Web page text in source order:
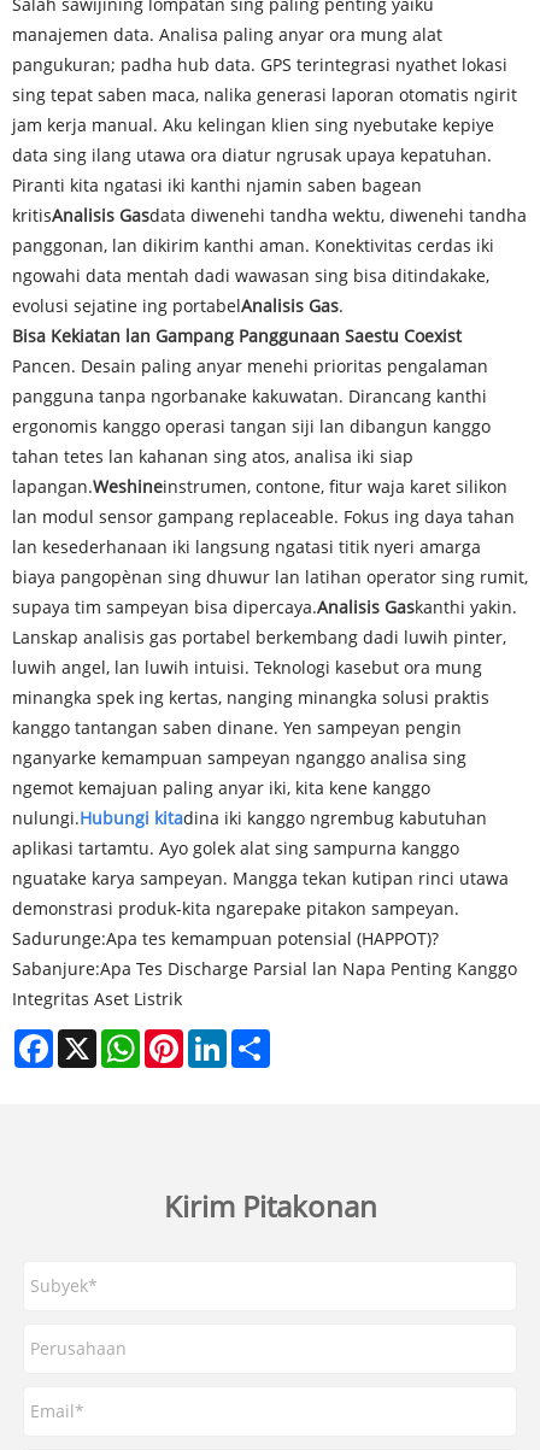
Salah sawijining lompatan sing paling penting yaiku
manajemen data. Analisa paling anyar ora mung alat
pangukuran; padha hub data. GPS terintegrasi nyathet lokasi
sing tepat saben maca, nalika generasi laporan otomatis ngirit
jam kerja manual. Aku kelingan klien sing nyebutake kepiye
data sing ilang utawa ora diatur ngrusak upaya kepatuhan.
Piranti kita ngatasi iki kanthi njamin saben bagean
kritisAnalisis Gasdata diwenehi tandha wektu, diwenehi tandha
panggonan, lan dikirim kanthi aman. Konektivitas cerdas iki
ngowahi data mentah dadi wawasan sing bisa ditindakake,
evolusi sejatine ing portabelAnalisis Gas.
Bisa Kekiatan lan Gampang Panggunaan Saestu Coexist
Pancen. Desain paling anyar menehi prioritas pengalaman
pangguna tanpa ngorbanake kakuwatan. Dirancang kanthi
ergonomis kanggo operasi tangan siji lan dibangun kanggo
tahan tetes lan kahanan sing atos, analisa iki siap
lapangan.Weshineinstrumen, contone, fitur waja karet silikon
lan modul sensor gampang replaceable. Fokus ing daya tahan
lan kesederhanaan iki langsung ngatasi titik nyeri amarga
biaya pangopènan sing dhuwur lan latihan operator sing rumit,
supaya tim sampeyan bisa dipercaya.Analisis Gaskanthi yakin.
Lanskap analisis gas portabel berkembang dadi luwih pinter,
luwih angel, lan luwih intuisi. Teknologi kasebut ora mung
minangka spek ing kertas, nanging minangka solusi praktis
kanggo tantangan saben dinane. Yen sampeyan pengin
nganyarke kemampuan sampeyan nganggo analisa sing
ngemot kemajuan paling anyar iki, kita kene kanggo
nulungi.Hubungi kitadina iki kanggo ngrembug kabutuhan
aplikasi tartamtu. Ayo golek alat sing sampurna kanggo
nguatake karya sampeyan. Mangga tekan kutipan rinci utawa
demonstrasi produk-kita ngarepake pitakon sampeyan.
Sadurunge:Apa tes kemampuan potensial (HAPPOT)?
Sabanjure:Apa Tes Discharge Parsial lan Napa Penting Kanggo
Integritas Aset Listrik
Facebook
X WhatsAppPinterestLinkedIn
Kirim Pitakonan